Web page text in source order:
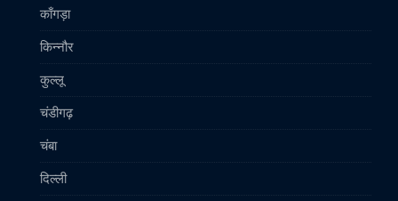
काँगड़ा
किन्नौर
कुल्लू
चंडीगढ़
चंबा
दिल्ली